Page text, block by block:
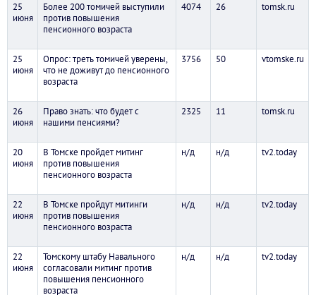
25
июня
Более 200 томичей выступили
против повышения
пенсионного возраста
4074 26 tomsk.ru
25
июня
Опрос: треть томичей уверены,
что не доживут до пенсионного
возраста
3756 50 vtomske.ru
26
июня
Право знать: что будет с
нашими пенсиями?
2325 11 tomsk.ru
20
июня
В Томске пройдет митинг
против повышения
пенсионного возраста
н/д н/д tv2.today
22
июня
В Томске пройдут митинги
против повышения
пенсионного возраста
н/д н/д tv2.today
22
июня
Томскому штабу Навального
согласовали митинг против
повышения пенсионного
возраста
н/д н/д tv2.today